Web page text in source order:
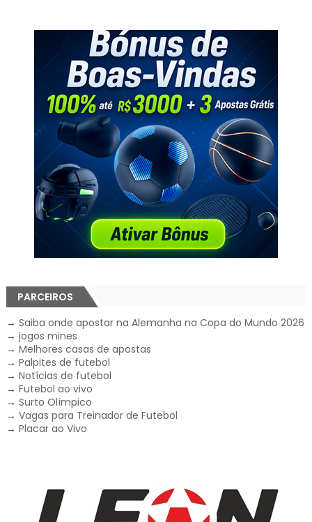
PARCEIROS
→ Saiba onde apostar na Alemanha na Copa do Mundo 2026
→ jogos mines
→ Melhores casas de apostas
→ Palpites de futebol
→ Notícias de futebol
→ Futebol ao vivo
→ Surto Olímpico
→ Vagas para Treinador de Futebol
→ Placar ao Vivo